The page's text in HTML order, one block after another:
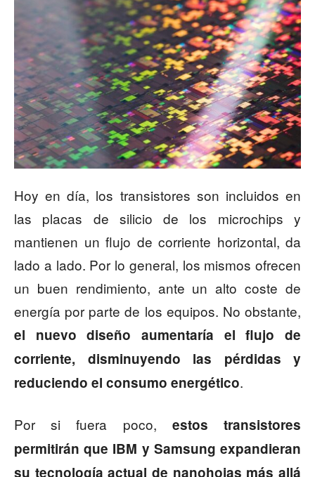
Hoy en día, los transistores son incluidos en
las placas de silicio de los microchips y
mantienen un flujo de corriente horizontal, da
lado a lado. Por lo general, los mismos ofrecen
un buen rendimiento, ante un alto coste de
energía por parte de los equipos. No obstante,
el nuevo diseño aumentaría el flujo de
corriente, disminuyendo las pérdidas y
reduciendo el consumo energético.
Por si fuera poco, estos transistores
permitirán que IBM y Samsung expandieran
su tecnología actual de nanohojas más allá